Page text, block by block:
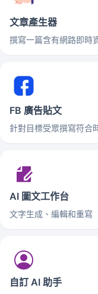
文章產生器
撰寫一篇含有網路即時
FB 廣告貼文
針對目標受眾撰寫符合
AI 圖文工作台
文字生成、編輯和重寫
自訂 AI 助手